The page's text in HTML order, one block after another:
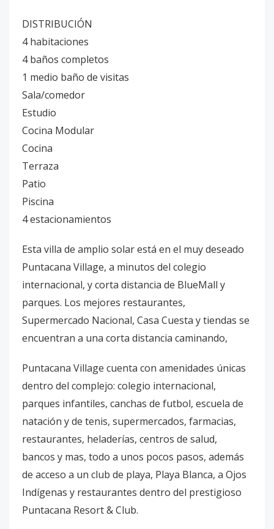
DISTRIBUCIÓN
4 habitaciones
4 baños completos
1 medio baño de visitas
Sala/comedor
Estudio
Cocina Modular
Cocina
Terraza
Patio
Piscina
4 estacionamientos
Esta villa de amplio solar está en el muy deseado
Puntacana Village, a minutos del colegio
internacional, y corta distancia de BlueMall y
parques. Los mejores restaurantes,
Supermercado Nacional, Casa Cuesta y tiendas se
encuentran a una corta distancia caminando,
Puntacana Village cuenta con amenidades únicas
dentro del complejo: colegio internacional,
parques infantiles, canchas de futbol, escuela de
natación y de tenis, supermercados, farmacias,
restaurantes, heladerías, centros de salud,
bancos y mas, todo a unos pocos pasos, además
de acceso a un club de playa, Playa Blanca, a Ojos
Indígenas y restaurantes dentro del prestigioso
Puntacana Resort & Club.